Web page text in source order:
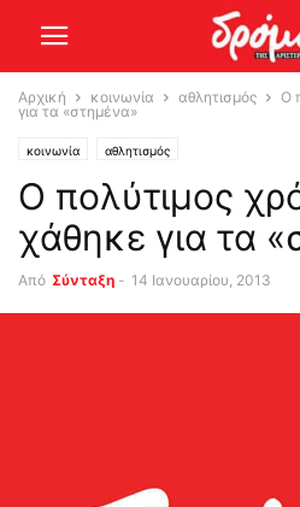
Αρχική κοινωνία αθλητισμός
Ο
για τα «στημένα»
κοινωνία αθλητισμός
Ο πολύτιμος
χάθηκε για τα
Από Σύνταξη - 14 Ιανουαρίου, 2013